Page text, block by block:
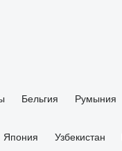
Бельгия Румыния
Япония Узбекистан